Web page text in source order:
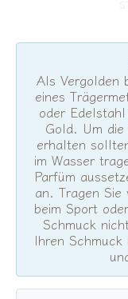
Als Vergolden
eines
oder
Gold. Um
erhalten
im Wasser
Parfüm
an. Tragen
beim Sport
Schmuck
Ihren